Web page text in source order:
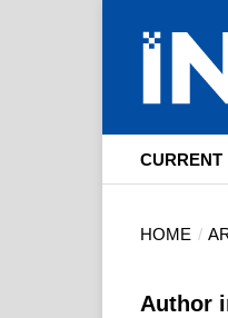
CURRENT
HOME /
Author